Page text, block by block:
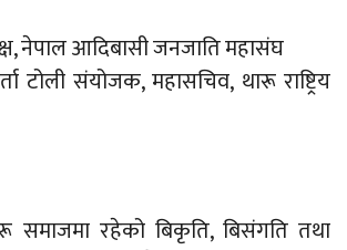
नेपाल आदिबासी जनजाति महासंघ
टोली संयोजक, महासचिव, थारू राष्ट्रिय
समाजमा रहेको बिकृति, बिसंगति तथा